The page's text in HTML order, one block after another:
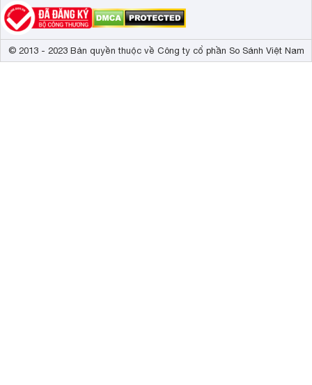
© 2013 - 2023 Bản quyền thuộc về Công ty cổ phần So Sánh Việt Nam